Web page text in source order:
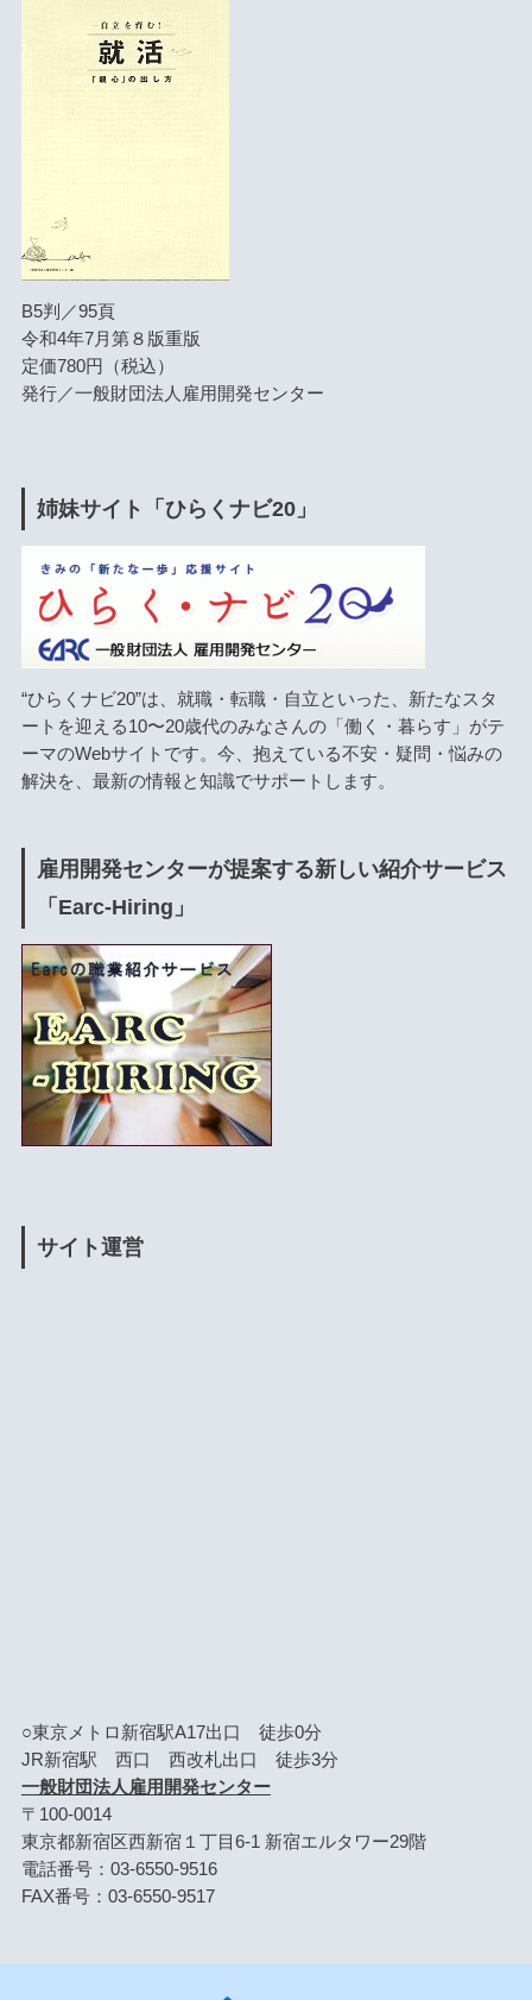
B5判／95頁
令和4年7月第８版重版
定価780円（税込）
発行／一般財団法人雇用開発センター
姉妹サイト「ひらくナビ20」
“ひらくナビ20”は、就職・転職・自立といった、新たなスタ
ートを迎える10〜20歳代のみなさんの「働く・暮らす」がテ
ーマのWebサイトです。今、抱えている不安・疑問・悩みの
解決を、最新の情報と知識でサポートします。
雇用開発センターが提案する新しい紹介サービス
「Earc-Hiring」
サイト運営
○東京メトロ新宿駅A17出口 徒歩0分
JR新宿駅 西口 西改札出口 徒歩3分
一般財団法人雇用開発センター
〒100-0014
東京都新宿区西新宿１丁目6-1 新宿エルタワー29階
電話番号：03-6550-9516
FAX番号：03-6550-9517